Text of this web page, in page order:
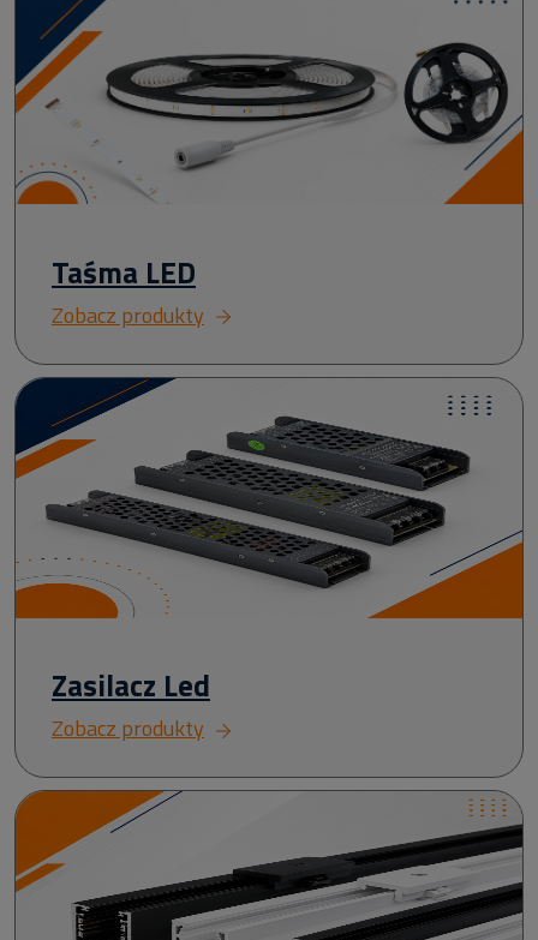
Taśma LED
Zobacz produkty
Zasilacz Led
Zobacz produkty